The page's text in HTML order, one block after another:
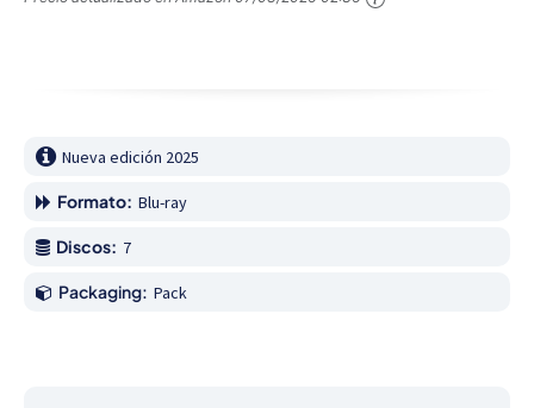
Nueva edición 2025
Formato: Blu-ray
Discos: 7
Packaging: Pack